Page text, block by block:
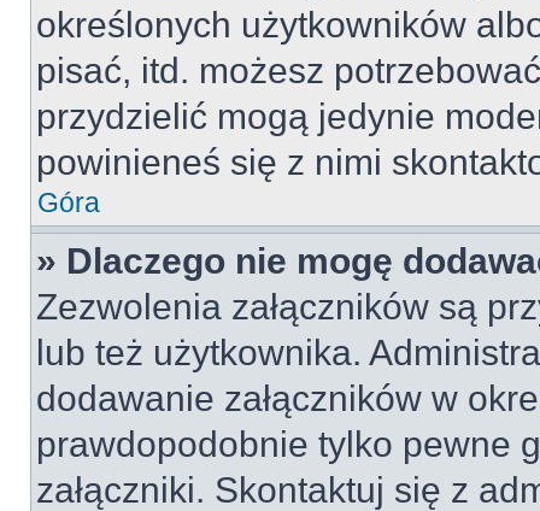
określonych użytkowników
pisać, itd. możesz
przydzielić mogą jedynie
powinieneś się z nimi
Góra
» Dlaczego nie mogę
Zezwolenia załączników są
lub też użytkownika.
dodawanie załączników w
prawdopodobnie tylko pewne
załączniki. Skontaktuj się z